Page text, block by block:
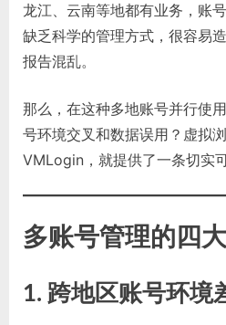
龙江、云南等地都有业务，账
缺乏科学的管理方式，很容易
报告混乱。
那么，在这种多地账号并行使
号环境交叉和数据误用？虚拟
VMLogin，就提供了一条切实
多账号管理的四
1. 跨地区账号环境